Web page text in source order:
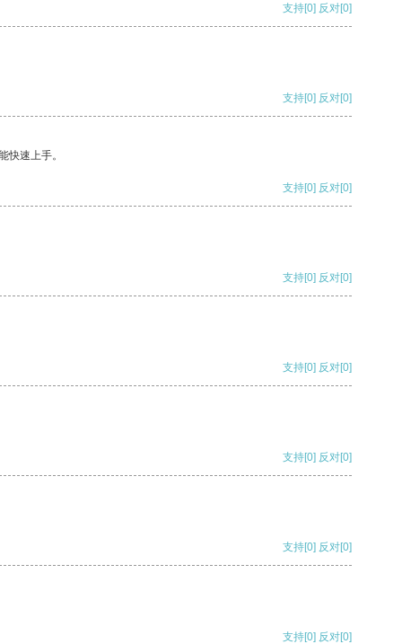
支持[0] 反对[0]
支持[0] 反对[0]
快速上手。
支持[0] 反对[0]
支持[0] 反对[0]
支持[0] 反对[0]
支持[0] 反对[0]
支持[0] 反对[0]
支持[0] 反对[0]